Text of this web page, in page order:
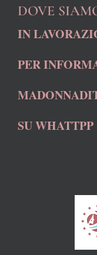
DOVE
IN
PER
SU